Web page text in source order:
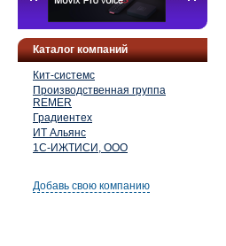
Каталог компаний
Кит-системс
Производственная группа
REMER
Градиентех
ИТ Альянс
1С-ИЖТИСИ, ООО
Добавь свою компанию